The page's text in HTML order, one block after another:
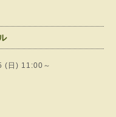
(日) 11:00～